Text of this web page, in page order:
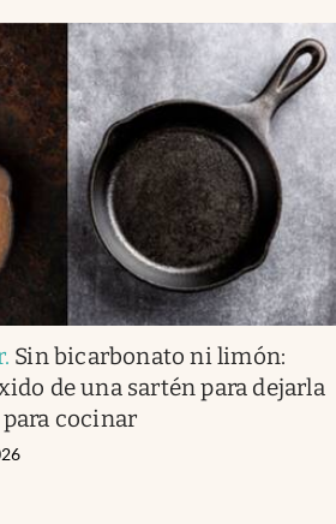
. Sin bicarbonato ni limón:
de una sartén para dejarla
cocinar